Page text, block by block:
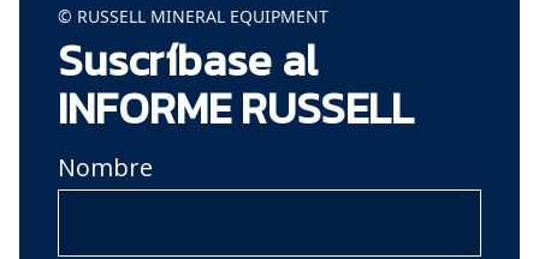
© RUSSELL MINERAL EQUIPMENT
Suscríbase al
INFORME RUSSELL
Nombre